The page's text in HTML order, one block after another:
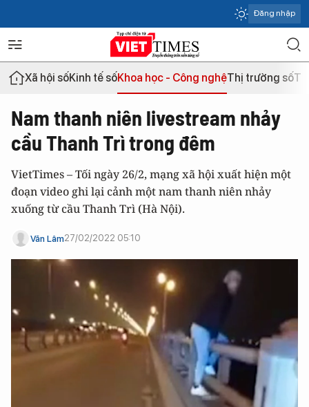
Đăng nhập
Xã hội sốKinh tế sốKhoa học - Công nghệThị trường số
Nam thanh niên livestream nhảy
cầu Thanh Trì trong đêm
VietTimes – Tối ngày 26/2, mạng xã hội xuất hiện một
đoạn video ghi lại cảnh một nam thanh niên nhảy
xuống từ cầu Thanh Trì (Hà Nội).
Văn Lâm27/02/2022 05:10